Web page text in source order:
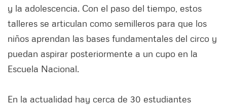
y la adolescencia. Con el paso del tiempo, estos
talleres se articulan como semilleros para que los
niños aprendan las bases fundamentales del circo y
puedan aspirar posteriormente a un cupo en la
Escuela Nacional.
En la actualidad hay cerca de 30 estudiantes